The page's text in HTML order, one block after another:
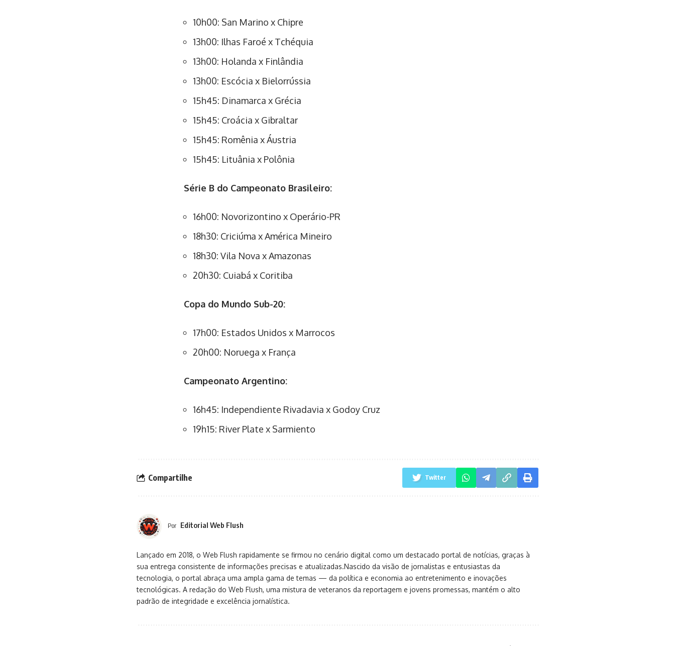
10h00: San Marino x Chipre
13h00: Ilhas Faroé x Tchéquia
13h00: Holanda x Finlândia
13h00: Escócia x Bielorrússia
15h45: Dinamarca x Grécia
15h45: Croácia x Gibraltar
15h45: Romênia x Áustria
15h45: Lituânia x Polônia
Série B do Campeonato Brasileiro:
16h00: Novorizontino x Operário-PR
18h30: Criciúma x América Mineiro
18h30: Vila Nova x Amazonas
20h30: Cuiabá x Coritiba
Copa do Mundo Sub-20:
17h00: Estados Unidos x Marrocos
20h00: Noruega x França
Campeonato Argentino:
16h45: Independiente Rivadavia x Godoy Cruz
19h15: River Plate x Sarmiento
Compartilhe Twitter
Por Editorial Web Flush
Lançado em 2018, o Web Flush rapidamente se firmou no cenário digital como um destacado portal de notícias, graças à
sua entrega consistente de informações precisas e atualizadas.Nascido da visão de jornalistas e entusiastas da
tecnologia, o portal abraça uma ampla gama de temas — da política e economia ao entretenimento e inovações
tecnológicas. A redação do Web Flush, uma mistura de veteranos da reportagem e jovens promessas, mantém o alto
padrão de integridade e excelência jornalística.